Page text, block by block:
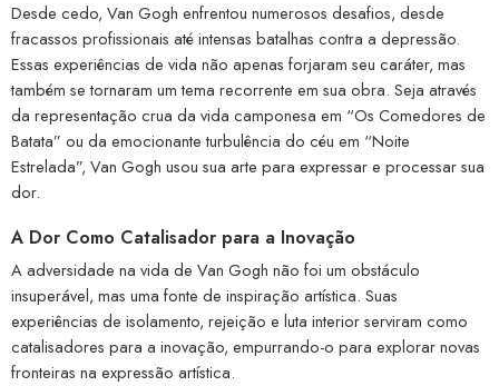
Desde cedo, Van Gogh enfrentou numerosos desafios, desde
fracassos profissionais até intensas batalhas contra a depressão.
Essas experiências de vida não apenas forjaram seu caráter, mas
também se tornaram um tema recorrente em sua obra. Seja através
da representação crua da vida camponesa em “Os Comedores de
Batata” ou da emocionante turbulência do céu em “Noite
Estrelada”, Van Gogh usou sua arte para expressar e processar sua
dor.
A Dor Como Catalisador para a Inovação
A adversidade na vida de Van Gogh não foi um obstáculo
insuperável, mas uma fonte de inspiração artística. Suas
experiências de isolamento, rejeição e luta interior serviram como
catalisadores para a inovação, empurrando-o para explorar novas
fronteiras na expressão artística.